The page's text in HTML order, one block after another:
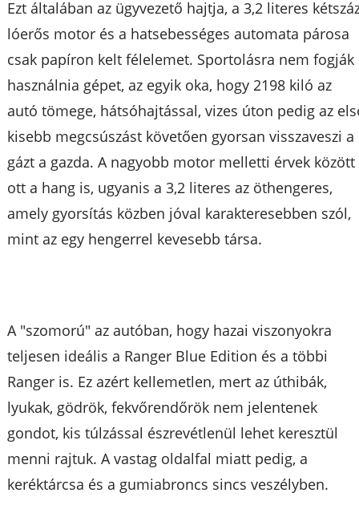
Ezt általában az ügyvezető hajtja, a 3,2 literes
lóerős motor és a hatsebességes automata párosa
csak papíron kelt félelemet. Sportolásra nem fogják
használnia gépet, az egyik oka, hogy 2198 kiló az
autó tömege, hátsóhajtással, vizes úton pedig az
kisebb megcsúszást követően gyorsan visszaveszi a
gázt a gazda. A nagyobb motor melletti érvek között
ott a hang is, ugyanis a 3,2 literes az öthengeres,
amely gyorsítás közben jóval karakteresebben szól,
mint az egy hengerrel kevesebb társa.
A "szomorú" az autóban, hogy hazai viszonyokra
teljesen ideális a Ranger Blue Edition és a többi
Ranger is. Ez azért kellemetlen, mert az úthibák,
lyukak, gödrök, fekvőrendőrök nem jelentenek
gondot, kis túlzással észrevétlenül lehet keresztül
menni rajtuk. A vastag oldalfal miatt pedig, a
keréktárcsa és a gumiabroncs sincs veszélyben.